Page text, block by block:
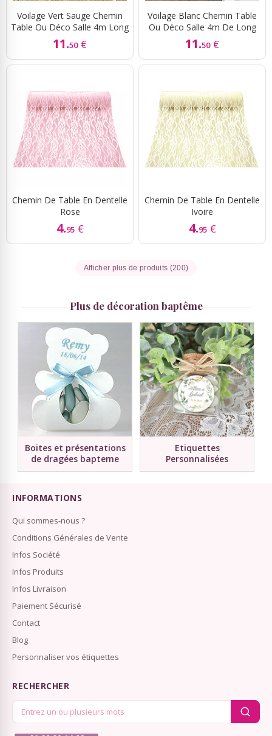
Voilage Vert Sauge Chemin
Table Ou Déco Salle 4m Long
11.50 €
Voilage Blanc Chemin Table
Ou Déco Salle 4m De Long
11.50 €
Chemin De Table En Dentelle
Rose
4.95 €
Chemin De Table En Dentelle
Ivoire
4.95 €
Afficher plus de produits (200)
Plus de décoration baptême
Boites et présentations
de dragées bapteme
Etiquettes
Personnalisées
INFORMATIONS
Qui sommes-nous ?
Conditions Générales de Vente
Infos Société
Infos Produits
Infos Livraison
Paiement Sécurisé
Contact
Blog
Personnaliser vos étiquettes
RECHERCHER